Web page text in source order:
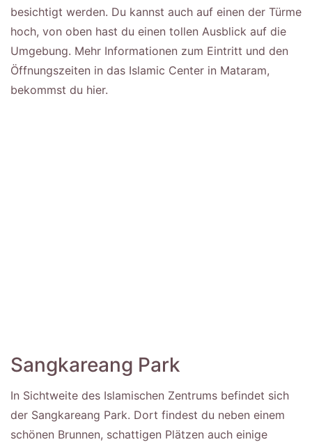
besichtigt werden. Du kannst auch auf einen der Türme
hoch, von oben hast du einen tollen Ausblick auf die
Umgebung. Mehr Informationen zum Eintritt und den
Öffnungszeiten in das Islamic Center in Mataram,
bekommst du hier.
Sangkareang Park
In Sichtweite des Islamischen Zentrums befindet sich
der Sangkareang Park. Dort findest du neben einem
schönen Brunnen, schattigen Plätzen auch einige